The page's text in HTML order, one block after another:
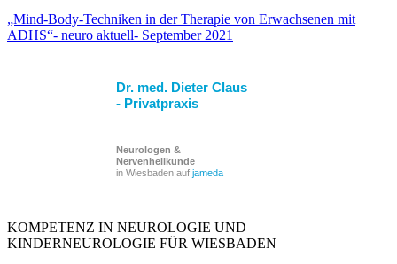
„Mind-Body-Techniken in der Therapie von Erwachsenen mit
ADHS“- neuro aktuell- September 2021
Dr. med. Dieter Claus
- Privatpraxis
Neurologen &
Nervenheilkunde
in Wiesbaden auf jameda
KOMPETENZ IN NEUROLOGIE UND
KINDERNEUROLOGIE FÜR WIESBADEN